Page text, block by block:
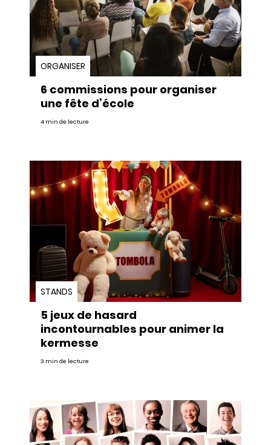
ORGANISER
6 commissions pour organiser
une fête d’école
4 min de lecture
STANDS
5 jeux de hasard
incontournables pour animer la
kermesse
3 min de lecture